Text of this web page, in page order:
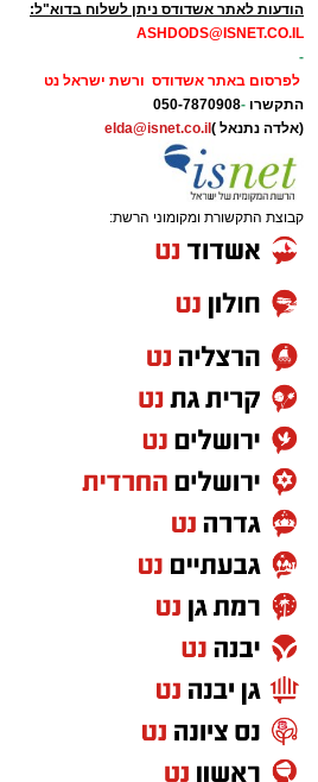
הודעות לאתר אשדודס ניתן לשלוח בדוא"ל:
ASHDODS@ISNET.CO.IL
-
לפרסום באתר אשדודס ורשת ישראל נט
התקשרו -
050-7870908
(אלדה נתנאל ) elda@isnet.co.il
קבוצת התקשורת ומקומוני הרשת: